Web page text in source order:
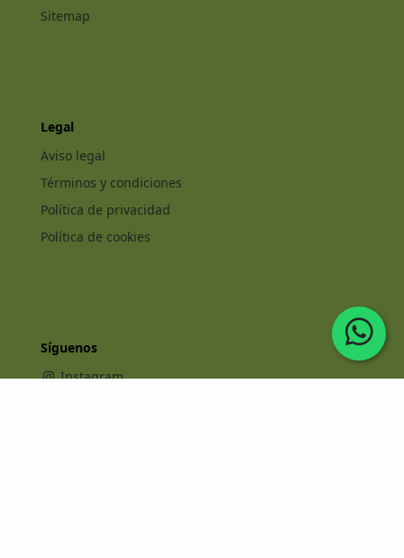
Sitemap
Legal
Aviso legal
Términos y condiciones
Política de privacidad
Política de cookies
Síguenos
Instagram